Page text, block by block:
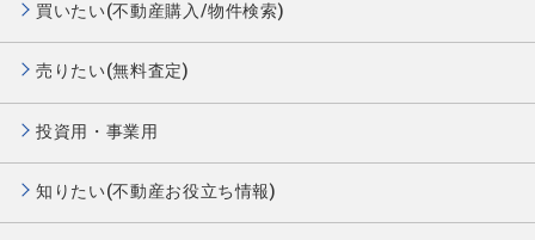
買いたい(不動産購入/物件検索)
売りたい(無料査定)
投資用・事業用
知りたい(不動産お役立ち情報)